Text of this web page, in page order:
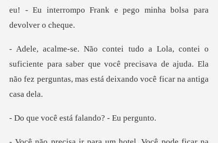
eu! - E
iente para saber que você precisava de ajuda. Ela
não fez
está falando?